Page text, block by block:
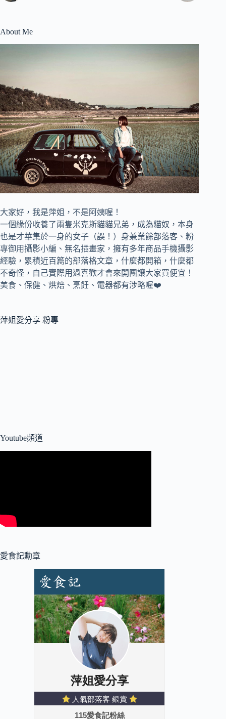
About Me
大家好，我是萍姐，不是阿姨喔！
一個緣份收養了兩隻米克斯貓貓兄弟，成為貓奴， 本身
也是才華集於一身的女子（誤！）身兼業餘部落客、 粉
專御用攝影小編、 無名插畫家， 擁有多年商品手機攝影
經驗，累積近百篇的部落格文章， 什麼都開箱，什麼都
不奇怪，自己實際用過喜歡才會來開團讓大家買便宜！
美食、保健、烘焙、烹飪、電器都有涉略喔❤️
萍姐愛分享 粉專
Youtube頻道
愛食記勳章